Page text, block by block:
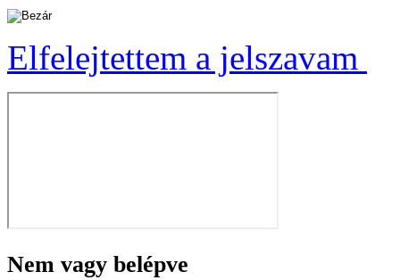
Elfelejtettem a jelszavam
Nem vagy belépve